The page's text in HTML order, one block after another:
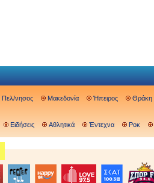
Πελ/νησος Μακεδονία Ήπειρος Θράκη
Ειδήσεις Αθλητικά Έντεχνα Ροκ